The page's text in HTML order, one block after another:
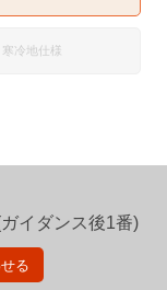
寒冷地仕様
イダンス後1番)
る